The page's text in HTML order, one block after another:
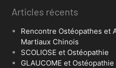
Articles récents
Rencontre Ostéopathes et
Martiaux Chinois
SCOLIOSE et Ostéopathie
GLAUCOME et Ostéopathie